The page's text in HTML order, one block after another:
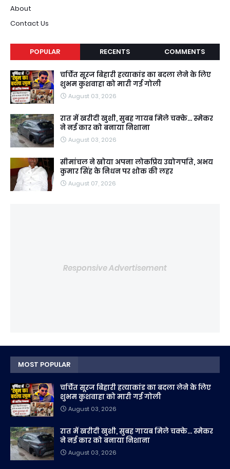
About
Contact Us
POPULAR RECENTS COMMENTS
चर्चित सूरज बिहारी हत्याकांड का बदला लेने के लिए
शुभम कुशवाहा को मारी गई गोली
August 03, 2026
रात में खरीदी खुशी, सुबह गायब मिले चक्के... स्मेकर
ने नई कार को बनाया निशाना
August 03, 2026
सीमांचल ने खोया अपना लोकप्रिय उद्योगपति, अभय
कुमार सिंह के निधन पर शोक की लहर
August 07, 2026
Responsive Advertisement
MOST POPULAR
चर्चित सूरज बिहारी हत्याकांड का बदला लेने के लिए
शुभम कुशवाहा को मारी गई गोली
August 03, 2026
रात में खरीदी खुशी, सुबह गायब मिले चक्के... स्मेकर
ने नई कार को बनाया निशाना
August 03, 2026